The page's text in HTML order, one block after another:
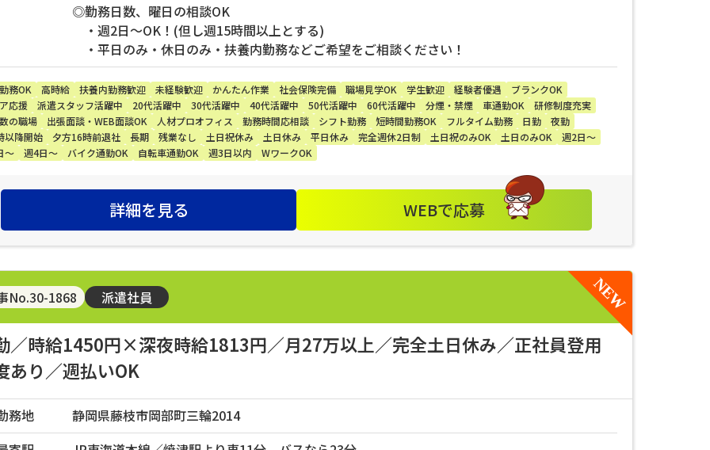
◎勤務日数、曜日の相談OK
・週2日～OK！(但し週15時間以上とする)
・平日のみ・休日のみ・扶養内勤務などご希望をご相談ください！
務OK 高時給 扶養内勤務歓迎 未経験歓迎 かんたん作業 社会保険完備 職場見学OK 学生歓迎 経験者優遇
ブランクOK
応援
派遣スタッフ活躍中 20代活躍中 30代活躍中 40代活躍中 50代活躍中 60代活躍中 分煙・禁煙 車通勤OK
研修制度充実
の職場
出張面談・WEB面談OK 人材プロオフィス 勤務時間応相談 シフト勤務 短時間勤務OK フルタイム勤務 日勤
夜勤
以降開始
夕方16時前退社 長期 残業なし 土日祝休み 土日休み 平日休み 完全週休2日制 土日祝のみOK 土日のみOK
週2日～
～
週4日～ バイク通勤OK 自転車通勤OK 週3日以内 WワークOK
詳細を見る WEBで応募
No.30-1868 派遣社員
／時給1450円×深夜時給1813円／月27万以上／完全土日休み／正社員登用
あり／週払いOK
務地
静岡県藤枝市岡部町三輪2014